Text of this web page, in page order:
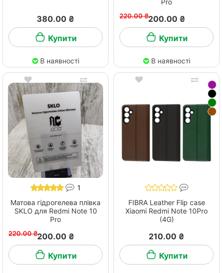
380.00 ₴
Купити
В наявності
220.00 ₴200.00 ₴
Купити
В наявності
1
Матова гідрогелева плівка
SKLO для Redmi Note 10
Pro
220.00 ₴200.00 ₴
Купити
FIBRA Leather Flip case
Xiaomi Redmi Note 10Pro
(4G)
210.00 ₴
Купити